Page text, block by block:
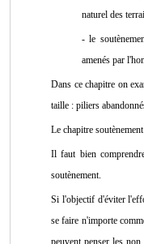
naturel des
- le
amenés par
Dans ce chapitre on
taille : piliers
Le chapitre
Il faut bien
soutènement.
Si l'objectif d'éviter
se faire n'importe
peuvent penser les